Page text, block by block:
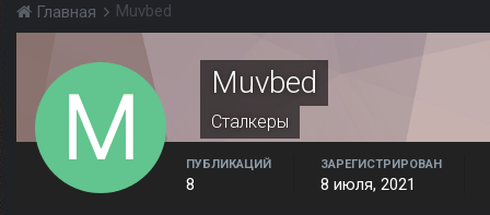
Главная Muvbed
Muvbed
Сталкеры
ПУБЛИКАЦИЙ
8
ЗАРЕГИСТРИРОВАН
8 июля, 2021